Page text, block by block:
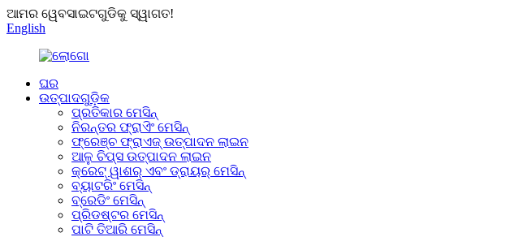
ଆମର ୱେବସାଇଟଗୁଡିକୁ ସ୍ୱାଗତ!
English
ଘର
ଉତ୍ପାଦଗୁଡ଼ିକ
ପ୍ରତିକାର ମେସିନ୍
ନିରନ୍ତର ଫ୍ରାଏିଂ ମେସିନ୍
ଫ୍ରେଞ୍ଚ ଫ୍ରାଏଜ୍ ଉତ୍ପାଦନ ଲାଇନ
ଆଳୁ ଚିପ୍ସ ଉତ୍ପାଦନ ଲାଇନ
କ୍ରେଟ୍ ୱାଶର୍ ଏବଂ ଡ୍ରାୟର୍ ମେସିନ୍
ବ୍ୟାଟରିଂ ମେସିନ୍
ବ୍ରେଡିଂ ମେସିନ୍
ପ୍ରିଡଷ୍ଟର ମେସିନ୍
ପାଟି ତିଆରି ମେସିନ୍